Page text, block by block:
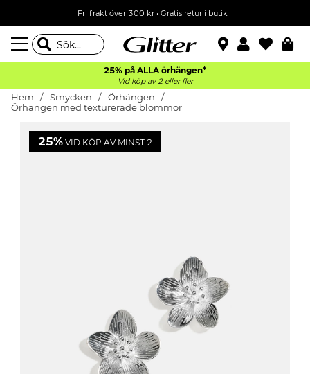
Fri frakt över 300 kr• Gratis retur i butik
25% på ALLA örhängen*
Vid köp av 2 eller fler
Hem Smycken
Örhängen
Örhängen med texturerade blommor
25% VID KÖP AV MINST 2